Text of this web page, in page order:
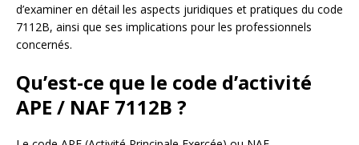
d’examiner en détail les aspects juridiques et pratiques du code
7112B, ainsi que ses implications pour les professionnels
concernés.
Qu’est-ce que le code d’activité
APE / NAF 7112B ?